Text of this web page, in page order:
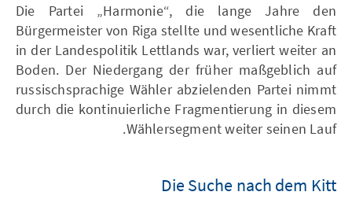
Die Partei „Harmonie“, die lange Jahre den
Bürgermeister von Riga stellte und wesentliche Kraft
in der Landespolitik Lettlands war, verliert weiter an
Boden. Der Niedergang der früher maßgeblich auf
russischsprachige Wähler abzielenden Partei nimmt
durch die kontinuierliche Fragmentierung in diesem
Wählersegment weiter seinen Lauf.
Die Suche nach dem Kitt